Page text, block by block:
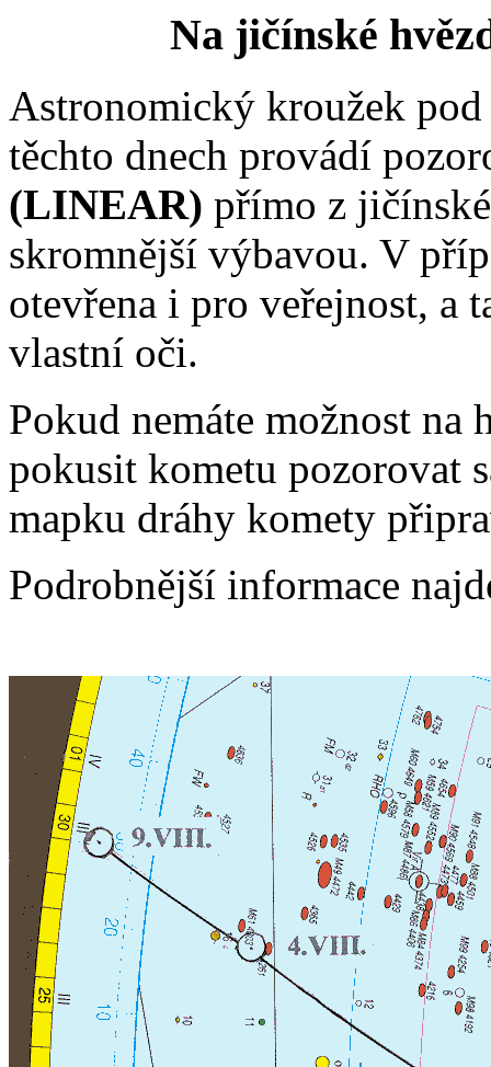
Na jičínské
Astronomický kroužek
těchto dnech provádí
(LINEAR) přímo z
skromnější výbavou. V
otevřena i pro veřejnost, a
vlastní oči.
Pokud nemáte možnost na
pokusit kometu pozorovat
mapku dráhy komety
Podrobnější informace